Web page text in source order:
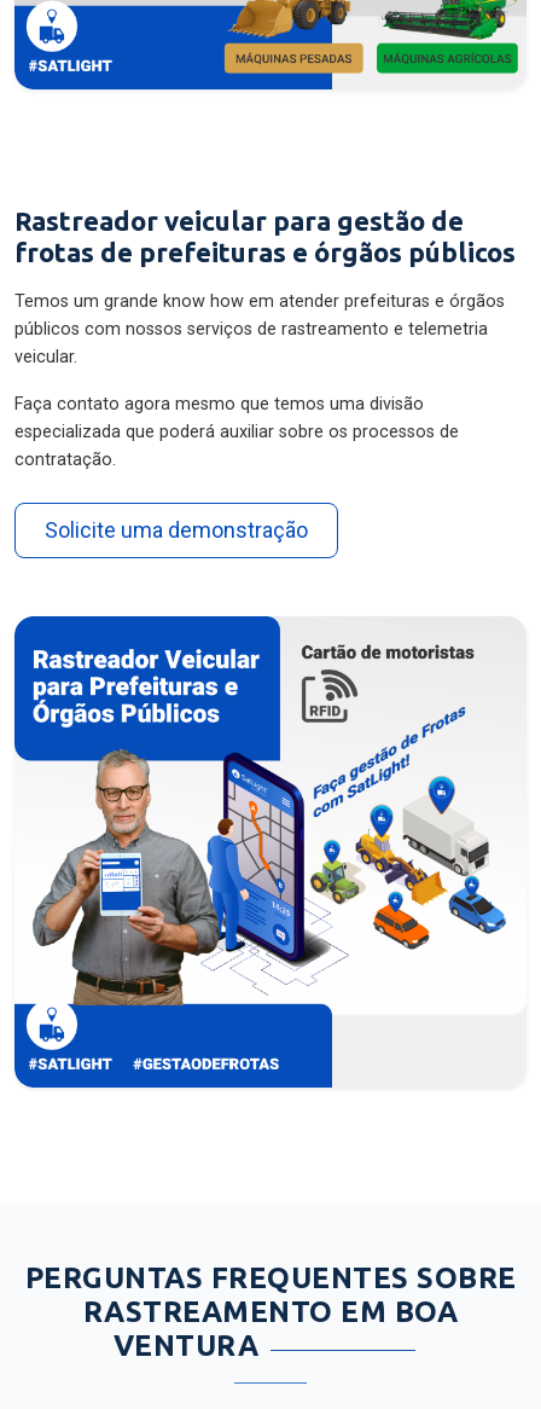
Rastreador veicular para gestão de
frotas de prefeituras e órgãos públicos
Temos um grande know how em atender prefeituras e órgãos
públicos com nossos serviços de rastreamento e telemetria
veicular.
Faça contato agora mesmo que temos uma divisão
especializada que poderá auxiliar sobre os processos de
contratação.
Solicite uma demonstração
PERGUNTAS FREQUENTES SOBRE
RASTREAMENTO EM BOA
VENTURA